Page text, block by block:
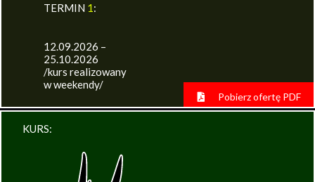
TERMIN 1:
12.09.2026 –
25.10.2026
/kurs realizowany
w weekendy/
Pobierz ofertę PDF
KURS: